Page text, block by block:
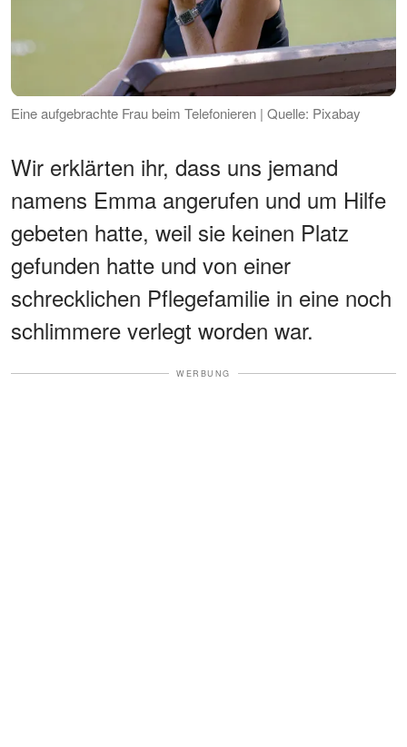
Eine aufgebrachte Frau beim Telefonieren | Quelle: Pixabay
Wir erklärten ihr, dass uns jemand
namens Emma angerufen und um Hilfe
gebeten hatte, weil sie keinen Platz
gefunden hatte und von einer
schrecklichen Pflegefamilie in eine noch
schlimmere verlegt worden war.
WERBUNG